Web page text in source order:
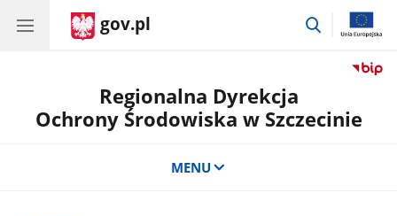
gov.pl
przejdź
Regionalna Dyrekcja
Ochrony Środowiska w Szczecinie
MENU